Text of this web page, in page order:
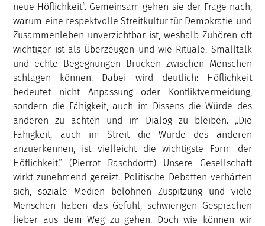
neue Höflichkeit“. Gemeinsam gehen sie der Frage nach,
warum eine respektvolle Streitkultur für Demokratie und
Zusammenleben unverzichtbar ist, weshalb Zuhören oft
wichtiger ist als Überzeugen und wie Rituale, Smalltalk
und echte Begegnungen Brücken zwischen Menschen
schlagen können. Dabei wird deutlich: Höflichkeit
bedeutet nicht Anpassung oder Konfliktvermeidung,
sondern die Fähigkeit, auch im Dissens die Würde des
anderen zu achten und im Dialog zu bleiben. „Die
Fähigkeit, auch im Streit die Würde des anderen
anzuerkennen, ist vielleicht die wichtigste Form der
Höflichkeit.“ (Pierrot Raschdorff) Unsere Gesellschaft
wirkt zunehmend gereizt. Politische Debatten verhärten
sich, soziale Medien belohnen Zuspitzung und viele
Menschen haben das Gefühl, schwierigen Gesprächen
lieber aus dem Weg zu gehen. Doch wie können wir